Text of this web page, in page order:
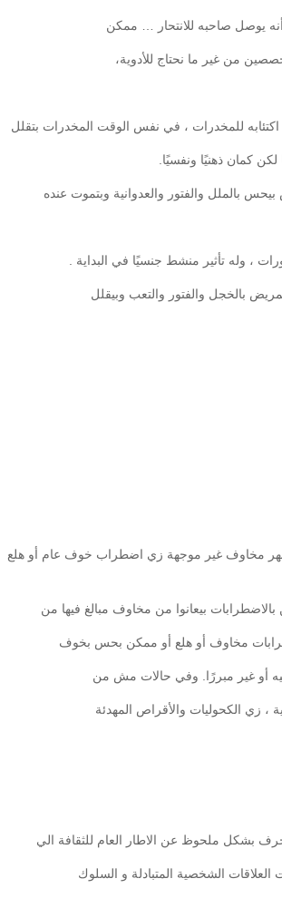
أنه يوصل صاحبه للانتحار … ممكن
من غير ما نحتاج للأدوية،
اكتئابه للمخدرات ، في نفس الوقت المخدرات بتقلل
كمان ذهنيًا ونفسيًا.
بالملل والفتور والعدوانية وبتموت عنده
، وله تأثير منشط جنسيًا في البداية .
بالخجل والفتور والتعب وبيقلل
مخاوف غير موجهة زي اضطراب خوف عام أو هلع
بيعانوا من مخاوف مبالغ فيها من
اضطرابات مخاوف أو هلع أو ممكن بحس بخوف
فيه أو غير مبررًا. وفي حالات مش من
، زي الكحوليات والأقراص المهدئة
بشكل ملحوظ عن الاطار العام للثقافة الي
الشخصية المتبادلة و السلوك